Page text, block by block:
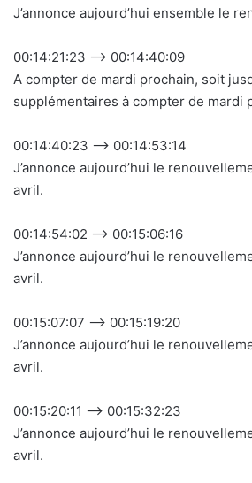
J’annonce aujourd’hui ensemble le
00:14:21:23 –> 00:14:40:09
A compter de mardi prochain, soit
supplémentaires à compter de mardi
00:14:40:23 –> 00:14:53:14
J’annonce aujourd’hui le
avril.
00:14:54:02 –> 00:15:06:16
J’annonce aujourd’hui le
avril.
00:15:07:07 –> 00:15:19:20
J’annonce aujourd’hui le
avril.
00:15:20:11 –> 00:15:32:23
J’annonce aujourd’hui le
avril.